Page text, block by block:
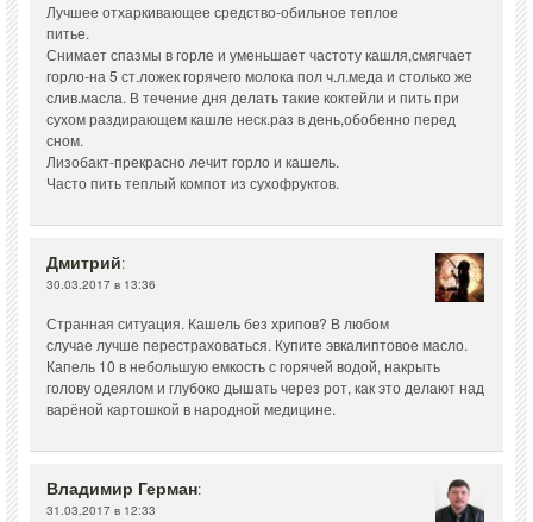
Лучшее отхаркивающее средство-обильное теплое
питье.
Снимает спазмы в горле и уменьшает частоту кашля,смягчает
горло-на 5 ст.ложек горячего молока пол ч.л.меда и столько же
слив.масла. В течение дня делать такие коктейли и пить при
сухом раздирающем кашле неск.раз в день,обобенно перед
сном.
Лизобакт-прекрасно лечит горло и кашель.
Часто пить теплый компот из сухофруктов.
Дмитрий:
30.03.2017 в 13:36
Странная ситуация. Кашель без хрипов? В любом
случае лучше перестраховаться. Купите эвкалиптовое масло.
Капель 10 в небольшую емкость с горячей водой, накрыть
голову одеялом и глубоко дышать через рот, как это делают над
варёной картошкой в народной медицине.
Владимир Герман:
31.03.2017 в 12:33